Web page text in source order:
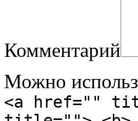
Комментарий
Можно
<a href=""